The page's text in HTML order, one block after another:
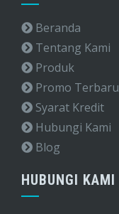
Beranda
Tentang Kami
Produk
Promo Terbaru
Syarat Kredit
Hubungi Kami
Blog
HUBUNGI KAMI